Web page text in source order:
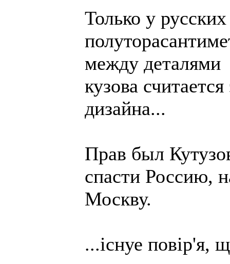
Только у
между деталями
кузова
дизайна...
Прав был
спасти Россию,
Москву.
...iснуе повiр'я,